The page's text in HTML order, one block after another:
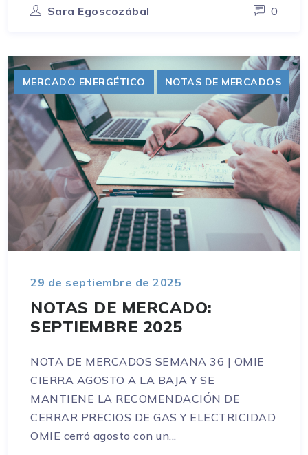
Sara Egoscozábal 0
MERCADO ENERGÉTICO NOTAS DE MERCADOS
29 de septiembre de 2025
NOTAS DE MERCADO:
SEPTIEMBRE 2025
NOTA DE MERCADOS SEMANA 36 | OMIE
CIERRA AGOSTO A LA BAJA Y SE
MANTIENE LA RECOMENDACIÓN DE
CERRAR PRECIOS DE GAS Y ELECTRICIDAD
OMIE cerró agosto con un...